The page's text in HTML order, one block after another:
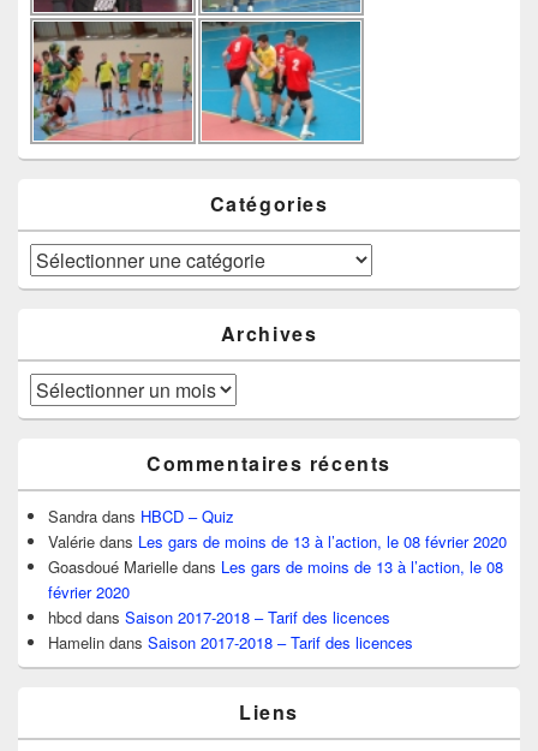
Catégories
Catégories
Archives
Archives
Commentaires récents
Sandra dans HBCD – Quiz
Valérie dans Les gars de moins de 13 à l’action, le 08 février 2020
Goasdoué Marielle dans Les gars de moins de 13 à l’action, le 08
février 2020
hbcd dans Saison 2017-2018 – Tarif des licences
Hamelin dans Saison 2017-2018 – Tarif des licences
Liens